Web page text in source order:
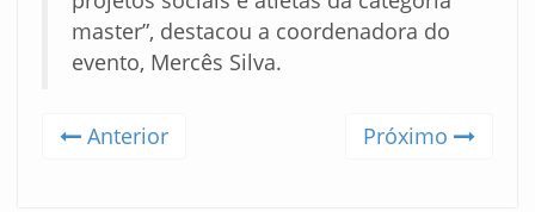
master”, destacou a coordenadora do
evento, Mercês Silva.
Anterior Próximo